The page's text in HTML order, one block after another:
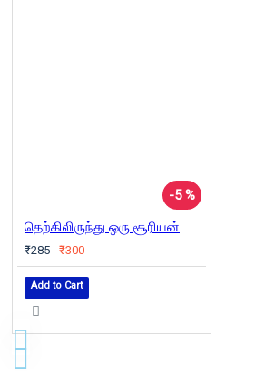
-5 %
தெற்கிலிருந்து ஒரு சூரியன்
₹285 ₹300
Add to Cart